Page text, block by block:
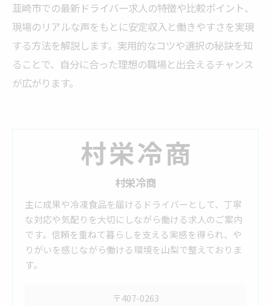
韮崎市での最新ドライバー求人の特徴や比較ポイント、
現場のリアルな声をもとに安定収入と働きやすさを実現
する方法を解説します。実用的なコツや選択の秘訣を知
ることで、自分に合った理想の職場と出会えるチャンス
が広がります。
村栄冷商
主に成果や冷凍食品を届けるドライバーとして、丁寧
な対応や気配りを大切にしながら働ける求人のご案内
です。信頼を重ねて暮らしを支える実感を得られ、や
りがいを感じながら働ける環境を山梨で整えておりま
す。
〒407-0263